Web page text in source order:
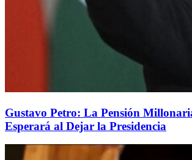
Gustavo Petro: La Pensión
Esperará al Dejar la Presidencia